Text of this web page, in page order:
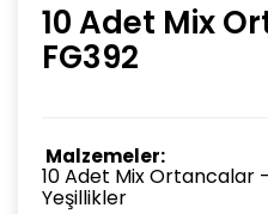
10 Adet Mix
FG392
Malzemeler:
10 Adet Mix Ortancalar
Yeşillikler